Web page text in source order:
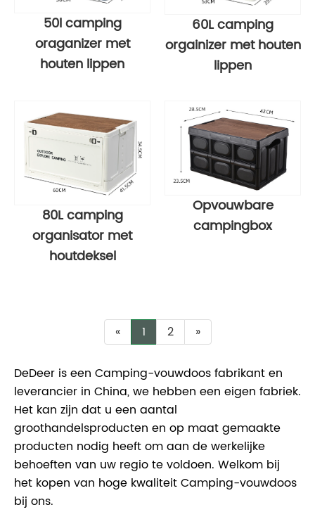
50l camping
oraganizer met
houten lippen
60L camping
orgainizer met houten
lippen
80L camping
organisator met
houtdeksel
Opvouwbare
campingbox
« 1 2 »
DeDeer is een Camping-vouwdoos fabrikant en
leverancier in China, we hebben een eigen fabriek.
Het kan zijn dat u een aantal
groothandelsproducten en op maat gemaakte
producten nodig heeft om aan de werkelijke
behoeften van uw regio te voldoen. Welkom bij
het kopen van hoge kwaliteit Camping-vouwdoos
bij ons.